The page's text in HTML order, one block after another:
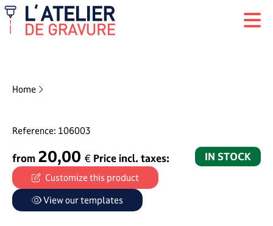
Home
Reference: 106003
from 20,00 € Price incl. taxes: IN STOCK
Customize this product
View our templates
réinitialiser ma